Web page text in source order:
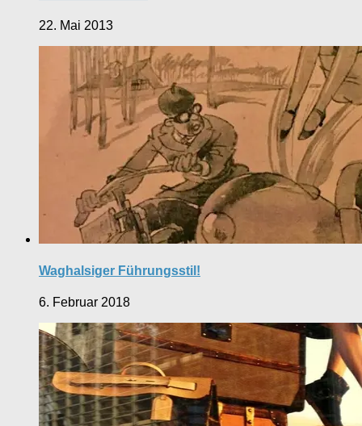
22. Mai 2013
Waghalsiger Führungsstil!
6. Februar 2018